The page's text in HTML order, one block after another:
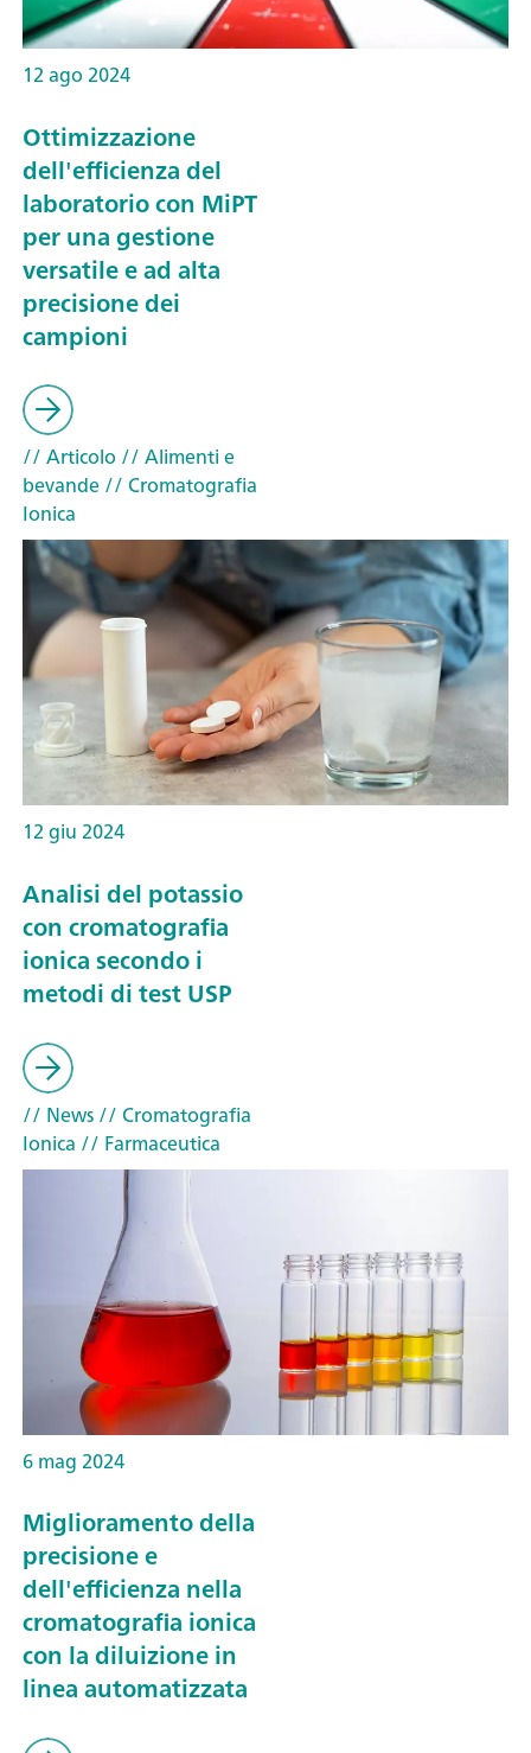
12 ago 2024
Ottimizzazione
dell'efficienza del
laboratorio con MiPT
per una gestione
versatile e ad alta
precisione dei
campioni
// Articolo // Alimenti e
bevande// Cromatografia
Ionica
12 giu 2024
Analisi del potassio
con cromatografia
ionica secondo i
metodi di test USP
// News// Cromatografia
Ionica // Farmaceutica
6 mag 2024
Miglioramento della
precisione e
dell'efficienza nella
cromatografia ionica
con la diluizione in
linea automatizzata